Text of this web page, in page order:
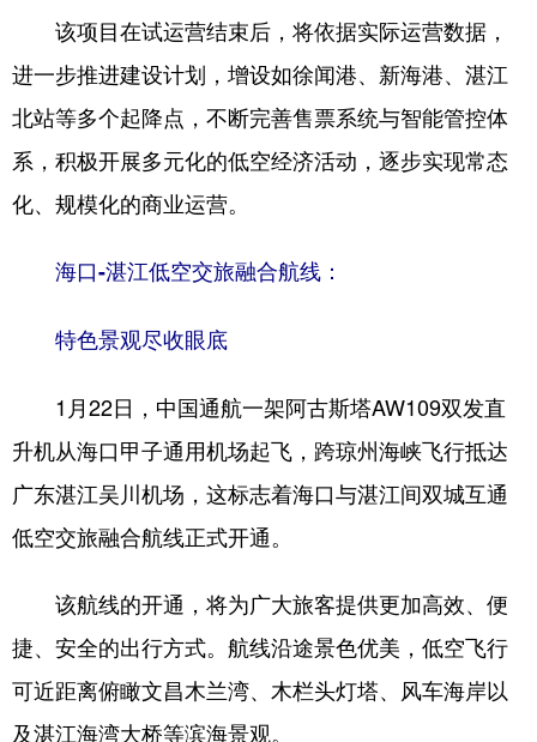
该项目在试运营结束后，将依据实际运营数据，
进一步推进建设计划，增设如徐闻港、新海港、湛江
北站等多个起降点，不断完善售票系统与智能管控体
系，积极开展多元化的低空经济活动，逐步实现常态
化、规模化的商业运营。
海口-湛江低空交旅融合航线：
特色景观尽收眼底
1月22日，中国通航一架阿古斯塔AW109双发直
升机从海口甲子通用机场起飞，跨琼州海峡飞行抵达
广东湛江吴川机场，这标志着海口与湛江间双城互通
低空交旅融合航线正式开通。
该航线的开通，将为广大旅客提供更加高效、便
捷、安全的出行方式。航线沿途景色优美，低空飞行
可近距离俯瞰文昌木兰湾、木栏头灯塔、风车海岸以
及湛江海湾大桥等滨海景观。